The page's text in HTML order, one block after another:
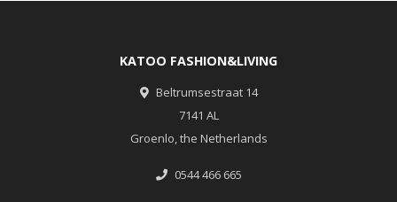
KATOO FASHION&LIVING
Beltrumsestraat 14
7141 AL
Groenlo, the Netherlands
0544 466 665